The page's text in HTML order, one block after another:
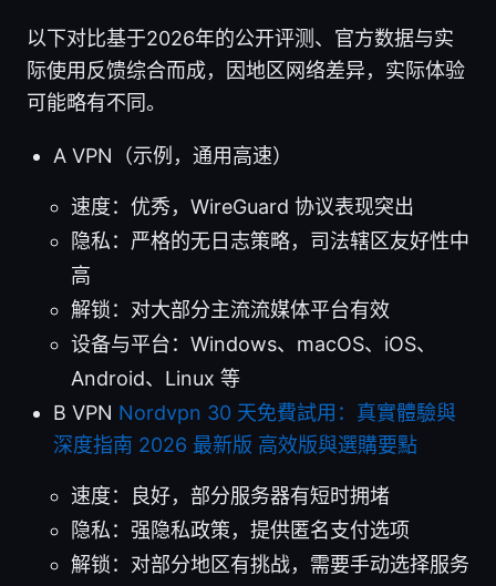
以下对比基于2026年的公开评测、官方数据与实
际使用反馈综合而成，因地区网络差异，实际体验
可能略有不同。
A VPN（示例，通用高速）
速度：优秀，WireGuard 协议表现突出
隐私：严格的无日志策略，司法辖区友好性中
高
解锁：对大部分主流流媒体平台有效
设备与平台：Windows、macOS、iOS、
Android、Linux 等
B VPN Nordvpn 30 天免費試用：真實體驗與
深度指南 2026 最新版 高效版與選購要點
速度：良好，部分服务器有短时拥堵
隐私：强隐私政策，提供匿名支付选项
解锁：对部分地区有挑战，需要手动选择服务